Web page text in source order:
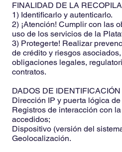
FINALIDAD DE LA
1) Identificarlo y autenticarlo.
2) ¡Atención! Cumplir con las
uso de los servicios de la
3) Protegerte! Realizar
de crédito y riesgos
obligaciones legales,
contratos.
DADOS DE IDENTIFICACIÓN
Dirección IP y puerta lógica
Registros de interacción con
accedidos;
Dispositivo (versión del
Geolocalización.